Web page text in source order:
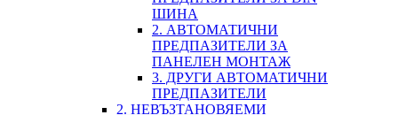
ШИНА
2. АВТОМАТИЧНИ
ПРЕДПАЗИТЕЛИ ЗА
ПАНЕЛЕН МОНТАЖ
3. ДРУГИ АВТОМАТИЧНИ
ПРЕДПАЗИТЕЛИ
2. НЕВЪЗТАНОВЯЕМИ